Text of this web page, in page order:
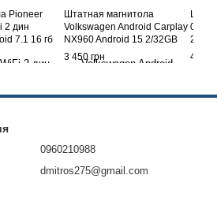
Pioneer
2 дин
7.1 16 гб
Штатная магнитола
Volkswagen Android Carplay
NX960 Android 15 2/32GB
POLO, PASSAT B6 B7 GOLF
AMAROK JETTA,CADDY
3 450 грн
0229
2015,
4 400
0960210988
dmitros275@gmail.com